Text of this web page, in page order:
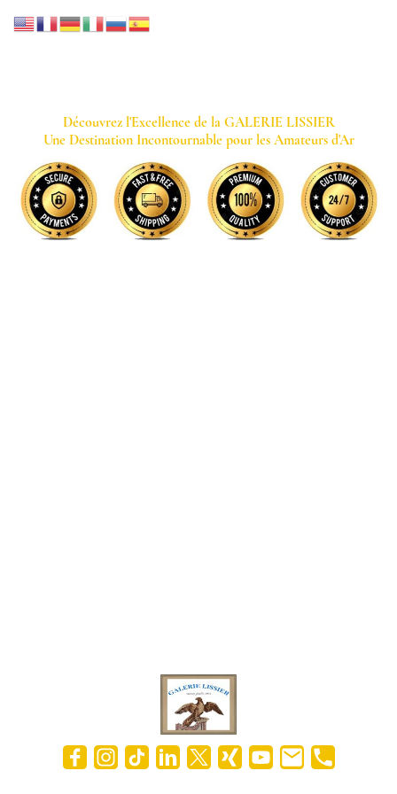
GALERIE LISSIER
Découvrez l'Excellence de la GALERIE LISSIER
Une Destination Incontournable pour les Amateurs d'Ar